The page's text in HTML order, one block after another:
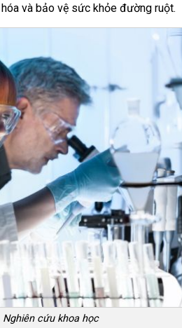
và bảo vệ sức khỏe đường ruột.
Nghiên cứu khoa học